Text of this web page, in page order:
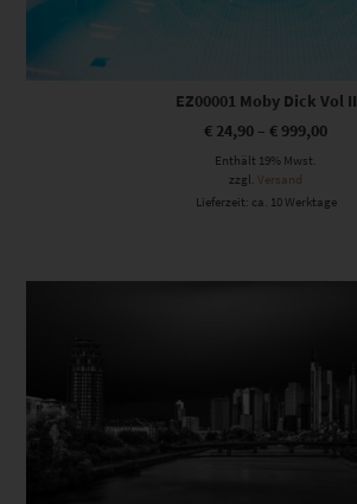
EZ00001 Moby Dick Vol II
€ 24,90 – € 999,00
Enthält 19% Mwst.
zzgl. Versand
Lieferzeit: ca. 10 Werktage
Dieses Produkt weist mehrere Varianten auf. Die Optionen können auf der Produktseite gewählt werden